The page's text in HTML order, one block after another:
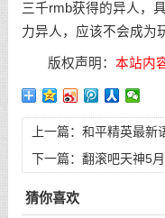
三千rmb获得的异人，
力异人，应该不会成为
版权声明：本站内
上一篇： 和平精英最新
下一篇： 翻滚吧天神5
猜你喜欢